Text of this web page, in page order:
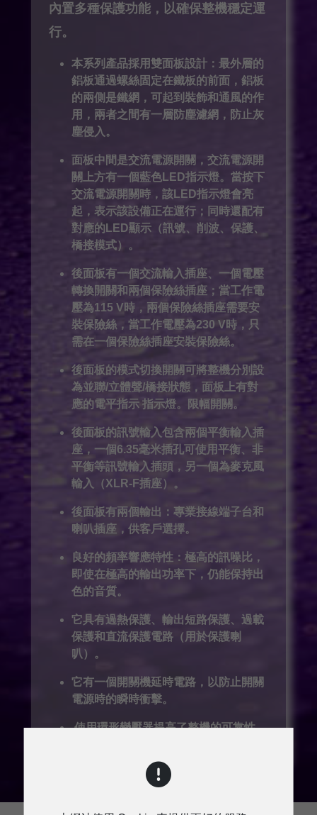
內置多種保護功能，以確保整機穩定運
行。
本系列產品採用雙面板設計：最外層的
鋁板通過螺絲固定在鐵板的前面，鋁板
的兩側是鐵網，可起到裝飾和通風的作
用，兩者之間有一層防塵濾網，防止灰
塵侵入。
面板中間是交流電源開關，交流電源開
關上方有一個藍色LED指示燈。當按下
交流電源開關時，該LED指示燈會亮
起，表示該設備正在運行；同時還配有
對應的LED顯示（訊號、削波、保護、
橋接模式）。
後面板有一個交流輸入插座、一個電壓
轉換開關和兩個保險絲插座；當工作電
壓為115 V時，兩個保險絲插座需要安
裝保險絲，當工作電壓為230 V時，只
需在一個保險絲插座安裝保險絲。
後面板的模式切換開關可將整機分別設
為並聯/立體聲/橋接狀態，面板上有對
應的電平指示 指示燈。限幅開關。
後面板的訊號輸入包含兩個平衡輸入插
座，一個6.35毫米插孔可使用平衡、非
平衡等訊號輸入插頭，另一個為麥克風
輸入（XLR-F插座）。
後面板有兩個輸出：專業接線端子台和
喇叭插座，供客戶選擇。
良好的頻率響應特性：極高的訊噪比，
即使在極高的輸出功率下，仍能保持出
色的音質。
它具有過熱保護、輸出短路保護、過載
保護和直流保護電路（用於保護喇
叭）。
它有一個開關機延時電路，以防止開關
電源時的瞬時衝擊。
使用環形變壓器提高了整機的可靠性。